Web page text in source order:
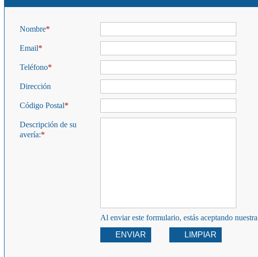
Nombre
Email
Teléfono
Dirección
Código Postal
Descripción de su
avería:
Al enviar este formulario, estás aceptando nuestra
ENVIAR
LIMPIAR